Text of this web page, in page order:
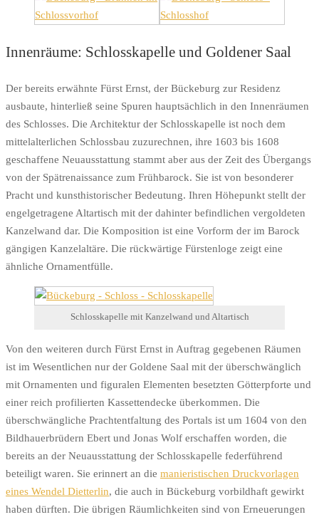
Innenräume: Schlosskapelle und Goldener Saal
Der bereits erwähnte Fürst Ernst, der Bückeburg zur Residenz
ausbaute, hinterließ seine Spuren hauptsächlich in den Innenräumen
des Schlosses. Die Architektur der Schlosskapelle ist noch dem
mittelalterlichen Schlossbau zuzurechnen, ihre 1603 bis 1608
geschaffene Neuausstattung stammt aber aus der Zeit des Übergangs
von der Spätrenaissance zum Frühbarock. Sie ist von besonderer
Pracht und kunsthistorischer Bedeutung. Ihren Höhepunkt stellt der
engelgetragene Altartisch mit der dahinter befindlichen vergoldeten
Kanzelwand dar. Die Komposition ist eine Vorform der im Barock
gängigen Kanzelaltäre. Die rückwärtige Fürstenloge zeigt eine
ähnliche Ornamentfülle.
Schlosskapelle mit Kanzelwand und Altartisch
Von den weiteren durch Fürst Ernst in Auftrag gegebenen Räumen
ist im Wesentlichen nur der Goldene Saal mit der überschwänglich
mit Ornamenten und figuralen Elementen besetzten Götterpforte und
einer reich profilierten Kassettendecke überkommen. Die
überschwängliche Prachtentfaltung des Portals ist um 1604 von den
Bildhauerbrüdern Ebert und Jonas Wolf erschaffen worden, die
bereits an der Neuausstattung der Schlosskapelle federführend
beteiligt waren. Sie erinnert an die manieristischen Druckvorlagen
eines Wendel Dietterlin, die auch in Bückeburg vorbildhaft gewirkt
haben dürften. Die übrigen Räumlichkeiten sind von Erneuerungen